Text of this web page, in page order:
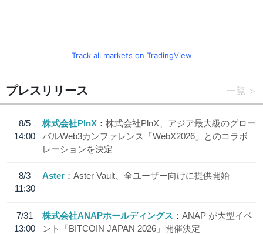
Track all markets on TradingView
プレスリリース 一覧
8/5
14:00
株式会社PlnX
株式会社PlnX、アジア最大級のグロー
バルWeb3カンファレンス「WebX2026」とのコラボ
レーションを決定
8/3
11:30
Aster Aster Vault、全ユーザー向けに提供開始
7/31
13:00
株式会社ANAPホールディングス
ANAP が大型イベ
ント「BITCOIN JAPAN 2026」開催決定